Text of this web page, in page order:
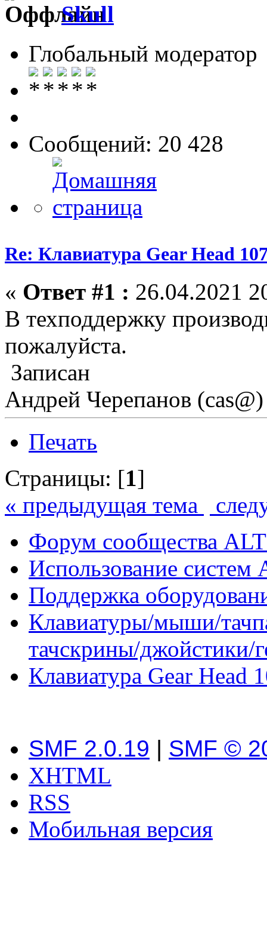
Skull
Глобальный модератор
Сообщений: 20 428
Re: Клавиатура Gear Head
« Ответ #1 : 26.04.2021
В техподдержку
пожалуйста.
Записан
Андрей Черепанов (cas@)
Печать
Страницы: [1]
« предыдущая тема
Форум сообщества
Использование систем
Поддержка
Клавиатуры/мыши/
тачскрины/джойстики/
Клавиатура Gear Head
SMF 2.0.19 | SMF ©
XHTML
RSS
Мобильная версия